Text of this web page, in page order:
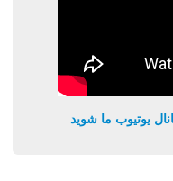
یوتیوب ما شوید